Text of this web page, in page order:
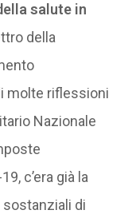
salute in
della
molte riflessioni
Nazionale
c’era già la
di